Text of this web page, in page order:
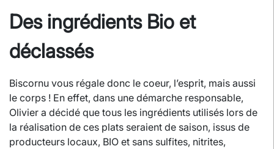
Des ingrédients Bio et
déclassés
Biscornu vous régale donc le coeur, l’esprit, mais aussi
le corps ! En effet, dans une démarche responsable,
Olivier a décidé que tous les ingrédients utilisés lors de
la réalisation de ces plats seraient de saison, issus de
producteurs locaux, BIO et sans sulfites, nitrites,